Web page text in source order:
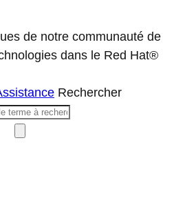
de notre communauté de
dans le Red Hat®
Rechercher